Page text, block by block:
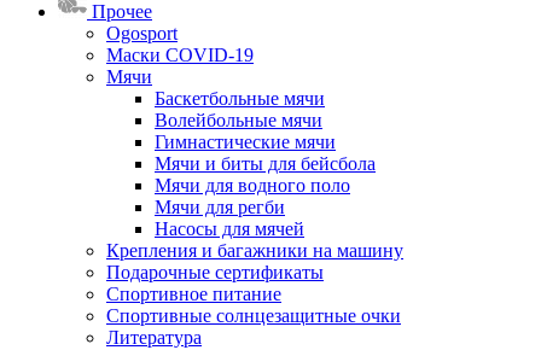
Прочее
Ogosport
Маски COVID-19
Мячи
Баскетбольные мячи
Волейбольные мячи
Гимнастические мячи
Мячи и биты для бейсбола
Мячи для водного поло
Мячи для регби
Насосы для мячей
Крепления и багажники на машину
Подарочные сертификаты
Спортивное питание
Спортивные солнцезащитные очки
Литература